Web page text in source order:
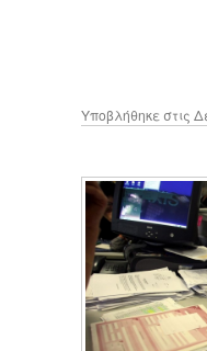
Υποβλήθηκε στις